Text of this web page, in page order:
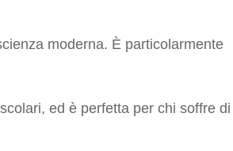
moderna. È particolarmente
ed è perfetta per chi soffre